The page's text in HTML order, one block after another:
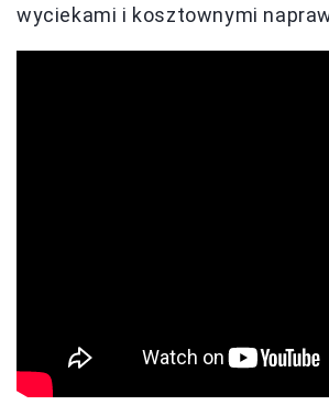
wyciekami i kosztownymi